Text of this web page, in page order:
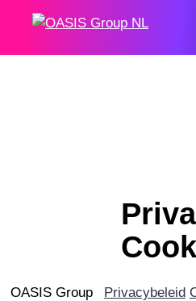
OASIS Group Privacybeleid